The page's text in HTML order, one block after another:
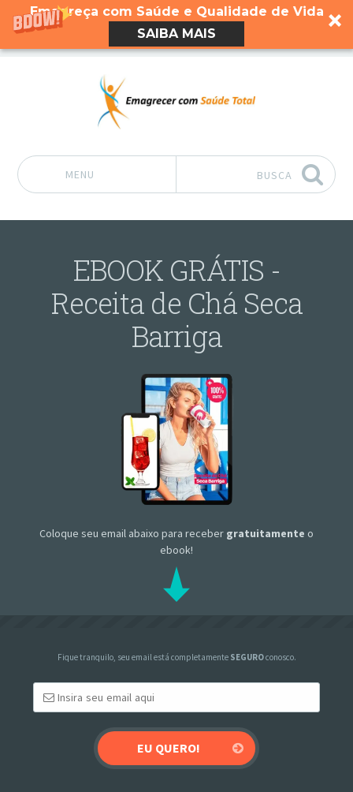
Emagreça com Saúde e Qualidade de Vida
SAIBA MAIS
MENU BUSCA
EBOOK GRÁTIS -
Receita de Chá Seca
Barriga
Coloque seu email abaixo para receber gratuitamente o
ebook!
Fique tranquilo, seu email está completamente SEGUROconosco.